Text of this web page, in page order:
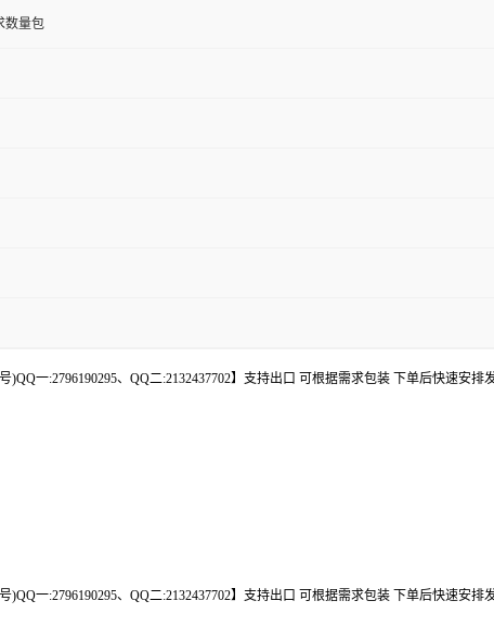
数量包
一:2796190295、QQ二:2132437702】支持出口 可根据需求包装 下单后快速安排
一:2796190295、QQ二:2132437702】支持出口 可根据需求包装 下单后快速安排